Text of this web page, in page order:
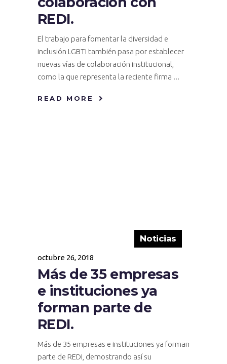
REDI.
El trabajo para fomentar la diversidad e
inclusión LGBTI también pasa por establecer
nuevas vías de colaboración institucional,
como la que representa la reciente firma
READ MORE
Noticias
octubre 26, 2018
Más de 35 empresas
e instituciones ya
forman parte de
REDI.
Más de 35 empresas e instituciones ya forman
parte de REDI, demostrando así su